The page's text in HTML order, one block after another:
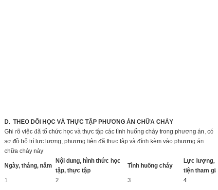
D. THEO DÕI HỌC VÀ THỰC TẬP PHƯƠNG ÁN CHỮA CHÁY
Ghi rõ việc đã tổ chức học và thực tập các tình huống cháy trong phương án, có
sơ đồ bố trí lực lượng, phương tiện đã thực tập và đính kèm vào phương án
chữa cháy này
Ngày, tháng, năm
Nội dung, hình thức học
tập, thực tập
Tình huống cháy
Lực lượng,
tiện tham
1
2 3 4